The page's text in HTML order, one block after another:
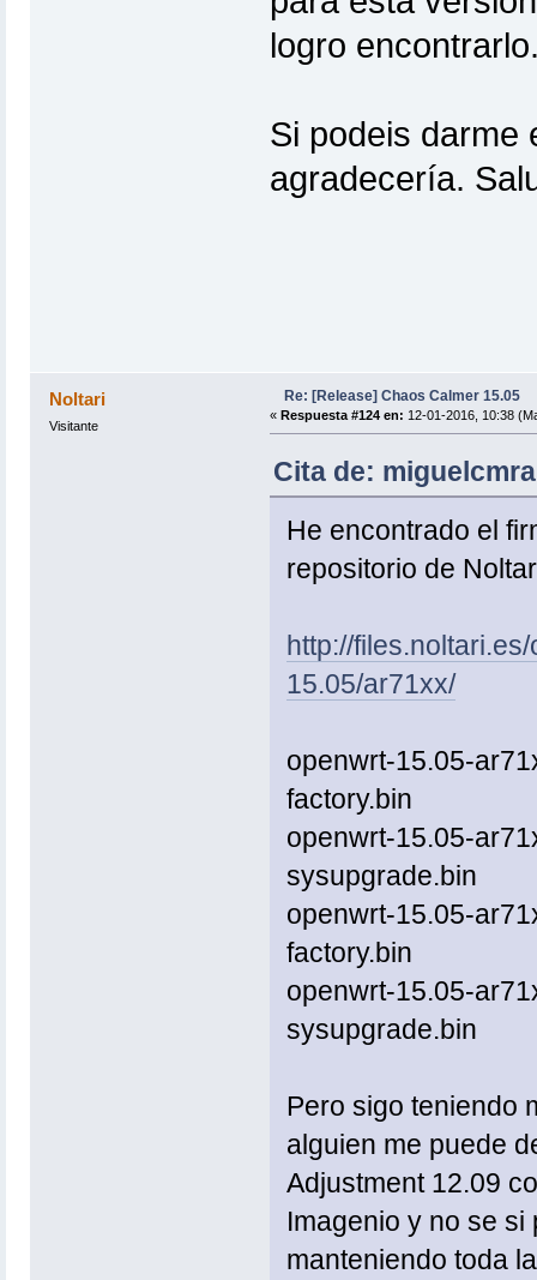
logro
Si podeis darme
agradecería.
Noltari
Visitante
Re: [Release] Chaos Calmer 15.05
« Respuesta #124 en: 12-01-2016, 10:38
Cita de:
He encontrado el
repositorio de
http://
15.05/ar71xx/
openwrt-15.05-
factory.bin
openwrt-15.05-
sysupgrade.bin
openwrt-15.05-
factory.bin
openwrt-15.05-
sysupgrade.bin
Pero sigo teniendo
alguien me puede
Adjustment 12.09
Imagenio y no se
manteniendo toda